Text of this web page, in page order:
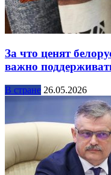
За что ценят
важно
В стране 26.05.2026